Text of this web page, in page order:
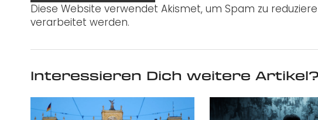
Diese Website verwendet Akismet, um Spam zu
verarbeitet werden.
Interessieren Dich weitere Artikel?